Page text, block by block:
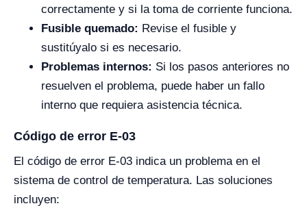
correctamente y si la toma de corriente funciona.
Fusible quemado: Revise el fusible y
sustitúyalo si es necesario.
Problemas internos: Si los pasos anteriores no
resuelven el problema, puede haber un fallo
interno que requiera asistencia técnica.
Código de error E-03
El código de error E-03 indica un problema en el
sistema de control de temperatura. Las soluciones
incluyen: